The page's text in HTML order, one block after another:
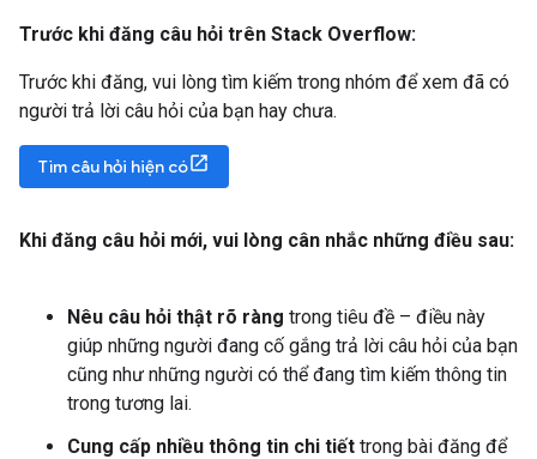
Trước khi đăng câu hỏi trên Stack Overflow:
Trước khi đăng, vui lòng tìm kiếm trong nhóm để xem đã có
người trả lời câu hỏi của bạn hay chưa.
Tìm câu hỏi hiện có
Khi đăng câu hỏi mới, vui lòng cân nhắc những điều sau:
Nêu câu hỏi thật rõ ràng trong tiêu đề – điều này
giúp những người đang cố gắng trả lời câu hỏi của bạn
cũng như những người có thể đang tìm kiếm thông tin
trong tương lai.
Cung cấp nhiều thông tin chi tiết trong bài đăng để